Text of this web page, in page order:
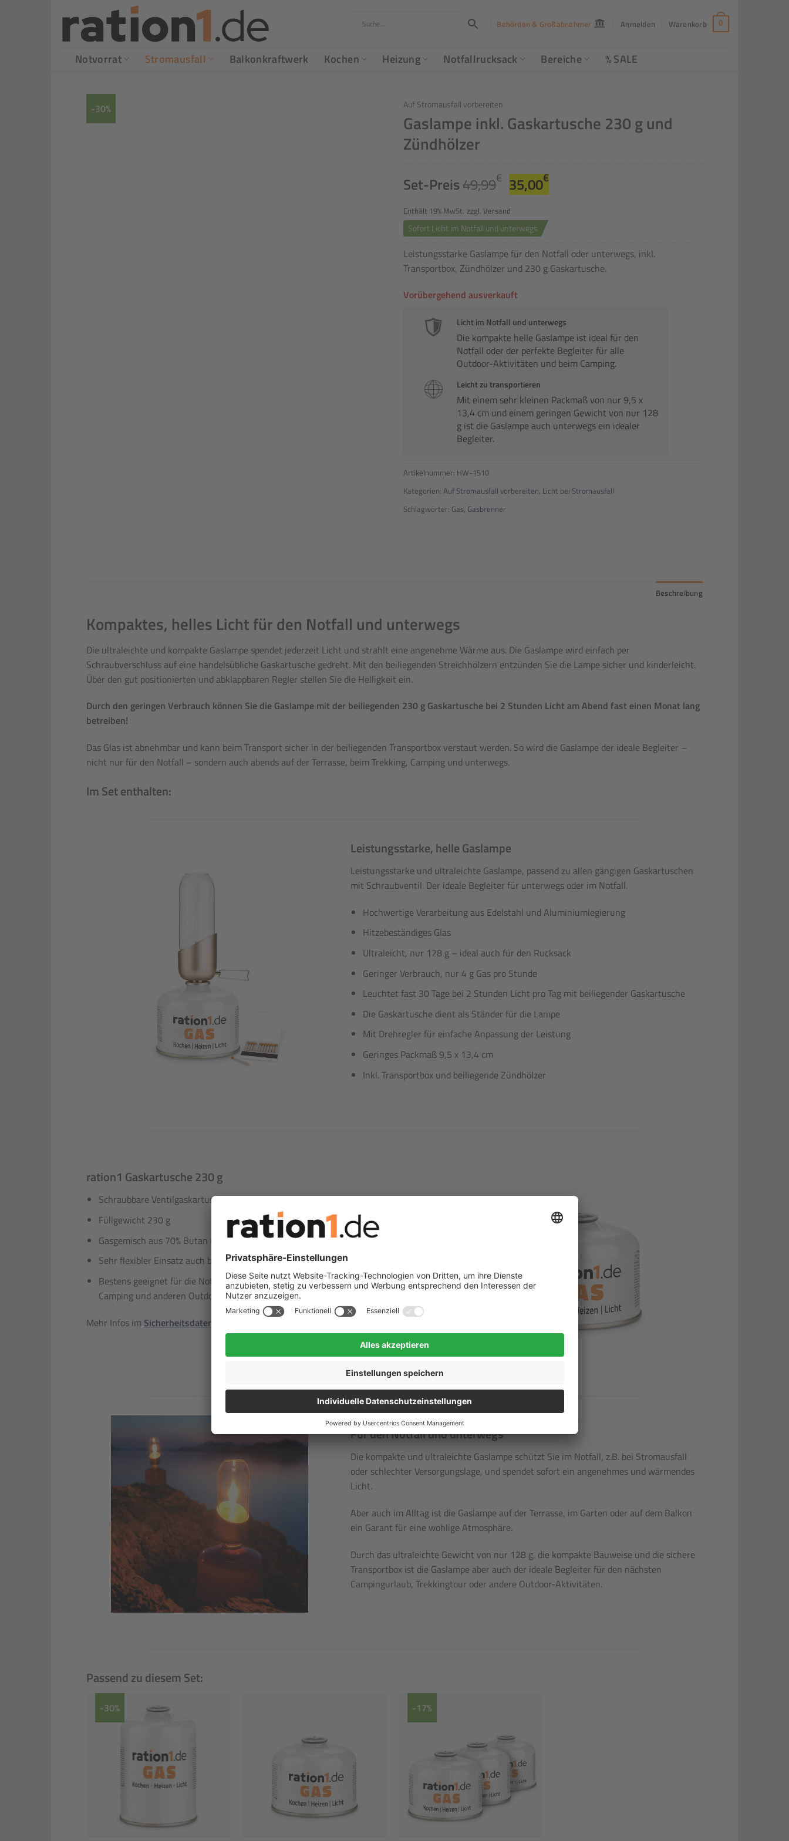
Inhalt
springen
Behörden & Großabnehmer Anmelden Warenkorb 0
Notvorrat Stromausfall Balkonkraftwerk Kochen Heizung Notfallrucksack Bereiche % SALE
-30% Auf Stromausfall vorbereiten
Gaslampe inkl. Gaskartusche 230 g und
Zündhölzer
Set-Preis49,99€ Ursprünglicher
Preis
war:
49,99€
35,00€Aktueller
Preis
Enthält 19% MwSt. zzgl. Versand
Sofort Licht im Notfall und unterwegs
Leistungsstarke Gaslampe für den Notfall oder unterwegs, inkl.
Transportbox, Zündhölzer und 230 g Gaskartusche.
Vorübergehend ausverkauft
Licht im Notfall und unterwegs
Die kompakte helle Gaslampe ist ideal für den
Notfall oder der perfekte Begleiter für alle
Outdoor-Aktivitäten und beim Camping.
Leicht zu transportieren
Mit einem sehr kleinen Packmaß von nur 9,5 x
13,4 cm und einem geringen Gewicht von nur 128
g ist die Gaslampe auch unterwegs ein idealer
Begleiter.
Artikelnummer: HW-1510
Kategorien: Auf Stromausfall vorbereiten, Licht bei Stromausfall
Schlagwörter: Gas, Gasbrenner
Beschreibung
Kompaktes, helles Licht für den Notfall und unterwegs
Die ultraleichte und kompakte Gaslampe spendet jederzeit Licht und strahlt eine angenehme Wärme aus. Die Gaslampe wird einfach per
Schraubverschluss auf eine handelsübliche Gaskartusche gedreht. Mit den beiliegenden Streichhölzern entzünden Sie die Lampe sicher und kinderleicht.
Über den gut positionierten und abklappbaren Regler stellen Sie die Helligkeit ein.
Durch den geringen Verbrauch können Sie die Gaslampe mit der beiliegenden 230 g Gaskartusche bei 2 Stunden Licht am Abend fast einen Monat lang
betreiben!
Das Glas ist abnehmbar und kann beim Transport sicher in der beiliegenden Transportbox verstaut werden. So wird die Gaslampe der ideale Begleiter –
nicht nur für den Notfall – sondern auch abends auf der Terrasse, beim Trekking, Camping und unterwegs.
Im Set enthalten:
Leistungsstarke, helle Gaslampe
Leistungsstarke und ultraleichte Gaslampe, passend zu allen gängigen Gaskartuschen
mit Schraubventil. Der ideale Begleiter für unterwegs oder im Notfall.
Hochwertige Verarbeitung aus Edelstahl und Aluminiumlegierung
Hitzebeständiges Glas
Ultraleicht, nur 128 g – ideal auch für den Rucksack
Geringer Verbrauch, nur 4 g Gas pro Stunde
Leuchtet fast 30 Tage bei 2 Stunden Licht pro Tag mit beiliegender Gaskartusche
Die Gaskartusche dient als Ständer für die Lampe
Mit Drehregler für einfache Anpassung der Leistung
Geringes Packmaß 9,5 x 13,4 cm
Inkl. Transportbox und beiliegende Zündhölzer
ration1 Gaskartusche 230 g
Schraubbare Ventilgaskartusche
Füllgewicht 230 g
Gasgemisch aus 70% Butan und 30% Propan
Sehr flexibler Einsatz auch bei kälteren Temperaturen
Bestens geeignet für die Notfall-Vorsorge oder unterwegs beim Trekking, Wandern,
Camping und anderen Outdoor-Aktivitäten
Mehr Infos im Sicherheitsdatenblatt
Für den Notfall und unterwegs
Die kompakte und ultraleichte Gaslampe schützt Sie im Notfall, z.B. bei Stromausfall
oder schlechter Versorgungslage, und spendet sofort ein angenehmes und wärmendes
Licht.
Aber auch im Alltag ist die Gaslampe auf der Terrasse, im Garten oder auf dem Balkon
ein Garant für eine wohlige Atmosphäre.
Durch das ultraleichte Gewicht von nur 128 g, die kompakte Bauweise und die sichere
Transportbox ist die Gaslampe aber auch der ideale Begleiter für den nächsten
Campingurlaub, Trekkingtour oder andere Outdoor-Aktivitäten.
Passend zu diesem Set:
-30% -17%